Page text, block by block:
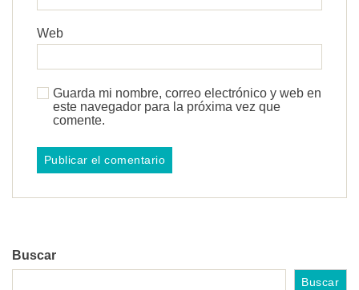
Web
Guarda mi nombre, correo electrónico y web en
este navegador para la próxima vez que
comente.
Buscar
Buscar